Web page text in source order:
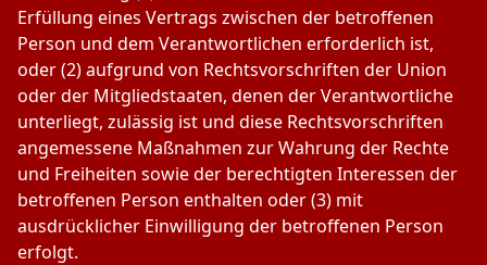
Erfüllung eines Vertrags zwischen der betroffenen
Person und dem Verantwortlichen erforderlich ist,
oder (2) aufgrund von Rechtsvorschriften der Union
oder der Mitgliedstaaten, denen der Verantwortliche
unterliegt, zulässig ist und diese Rechtsvorschriften
angemessene Maßnahmen zur Wahrung der Rechte
und Freiheiten sowie der berechtigten Interessen der
betroffenen Person enthalten oder (3) mit
ausdrücklicher Einwilligung der betroffenen Person
erfolgt.